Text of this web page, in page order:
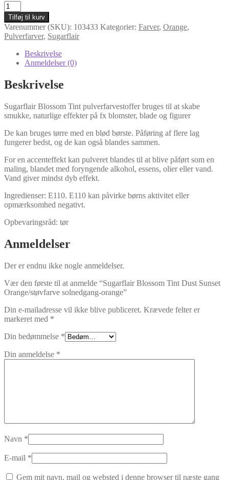
Sugarflair
Blossom
Tint
Dust
Sunset
Orange/støvfarve
solnedgang-
orange
antal
Tilføj til kurv
Varenummer (SKU): 103433 Kategorier: Farver, Orange,
Pulverfarver, Sugarflair
Beskrivelse
Anmeldelser (0)
Beskrivelse
Sugarflair Blossom Tint pulverfarvestoffer bruges til at skabe
smukke, naturlige effekter på fx blomster, blade og figurer
De kan bruges tørre med en blød børste. Påføring af flere lag
fungerer bedst, og de kan også blandes sammen.
For en accenteffekt kan pulveret blandes til at blive påført som en
maling, blandet med foryngende alkohol, essens, olier eller vand.
Vand giver mindst dyb effekt.
Ingredienser: E110. E110 kan påvirke børns aktivitet eller
opmærksomhed negativt.
Opbevaringsråd: tør
Anmeldelser
Der er endnu ikke nogle anmeldelser.
Vær den første til at anmelde “Sugarflair Blossom Tint Dust Sunset
Orange/støvfarve solnedgang-orange”
Din e-mailadresse vil ikke blive publiceret. Krævede felter er
markeret med *
Din bedømmelse *
Din anmeldelse *
Navn *
E-mail *
Gem mit navn, mail og websted i denne browser til næste gang